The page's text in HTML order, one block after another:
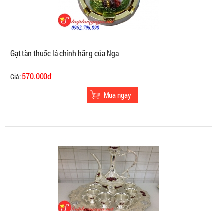
Gạt tàn thuốc lá chính hãng của Nga
Giá: 570.000đ